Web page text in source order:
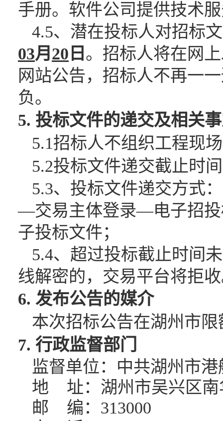
手册。软件公司提供技术
4.5、潜在投标人对招标
03月 20 日 。招标人将在网
网站公告，招标人不再一
负。
5. 投标文件的递交及相关
5.1招标人不组织工程现
5.2投标文件递交截止时间
5.3、投标文件递交方式
—交易主体登录—电子招投
子投标文件；
5.4、 超过投标截止时间
线解密的，交易平台将拒
6. 发布公告的媒介
本次招标公告在湖州市
7. 行政监督部门
监督单位：中共湖州市
地
址：湖州市吴兴区
邮
编： 313000